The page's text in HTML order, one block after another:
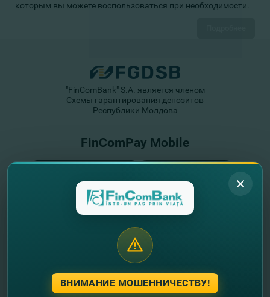
которым вы можете воспользоваться при необходимости.
"FinComBank" S.A. является членом
Схемы гарантирования депозитов
Республики Молдова
FinComPay Mobile
ВНИМАНИЕ МОШЕННИЧЕСТВУ!